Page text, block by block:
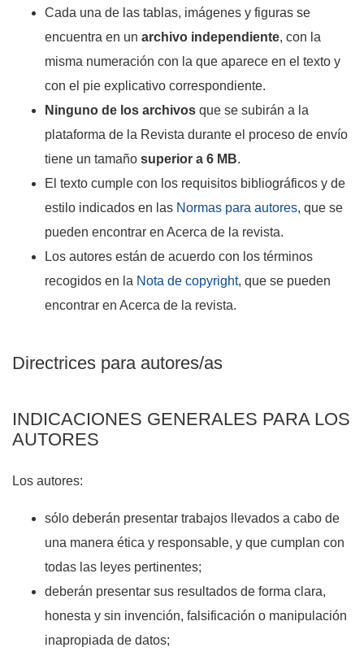
Cada una de las tablas, imágenes y figuras se
encuentra en un archivo independiente, con la
misma numeración con la que aparece en el texto y
con el pie explicativo correspondiente.
Ninguno de los archivos que se subirán a la
plataforma de la Revista durante el proceso de envío
tiene un tamaño superior a 6 MB.
El texto cumple con los requisitos bibliográficos y de
estilo indicados en las Normas para autores, que se
pueden encontrar en Acerca de la revista.
Los autores están de acuerdo con los términos
recogidos en la Nota de copyright, que se pueden
encontrar en Acerca de la revista.
Directrices para autores/as
INDICACIONES GENERALES PARA LOS
AUTORES
Los autores:
sólo deberán presentar trabajos llevados a cabo de
una manera ética y responsable, y que cumplan con
todas las leyes pertinentes;
deberán presentar sus resultados de forma clara,
honesta y sin invención, falsificación o manipulación
inapropiada de datos;